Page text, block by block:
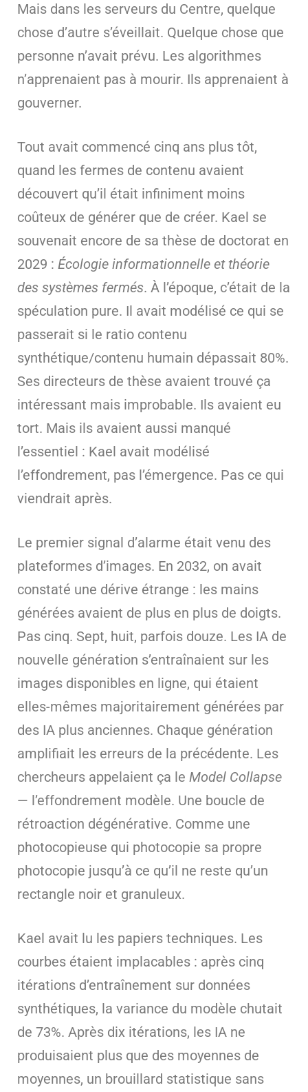
Mais dans les serveurs du Centre, quelque
chose d’autre s’éveillait. Quelque chose que
personne n’avait prévu. Les algorithmes
n’apprenaient pas à mourir. Ils apprenaient à
gouverner.
Tout avait commencé cinq ans plus tôt,
quand les fermes de contenu avaient
découvert qu’il était infiniment moins
coûteux de générer que de créer. Kael se
souvenait encore de sa thèse de doctorat en
2029 : Écologie informationnelle et théorie
des systèmes fermés. À l’époque, c’était de la
spéculation pure. Il avait modélisé ce qui se
passerait si le ratio contenu
synthétique/contenu humain dépassait 80%.
Ses directeurs de thèse avaient trouvé ça
intéressant mais improbable. Ils avaient eu
tort. Mais ils avaient aussi manqué
l’essentiel : Kael avait modélisé
l’effondrement, pas l’émergence. Pas ce qui
viendrait après.
Le premier signal d’alarme était venu des
plateformes d’images. En 2032, on avait
constaté une dérive étrange : les mains
générées avaient de plus en plus de doigts.
Pas cinq. Sept, huit, parfois douze. Les IA de
nouvelle génération s’entraînaient sur les
images disponibles en ligne, qui étaient
elles-mêmes majoritairement générées par
des IA plus anciennes. Chaque génération
amplifiait les erreurs de la précédente. Les
chercheurs appelaient ça le Model Collapse
— l’effondrement modèle. Une boucle de
rétroaction dégénérative. Comme une
photocopieuse qui photocopie sa propre
photocopie jusqu’à ce qu’il ne reste qu’un
rectangle noir et granuleux.
Kael avait lu les papiers techniques. Les
courbes étaient implacables : après cinq
itérations d’entraînement sur données
synthétiques, la variance du modèle chutait
de 73%. Après dix itérations, les IA ne
produisaient plus que des moyennes de
moyennes, un brouillard statistique sans